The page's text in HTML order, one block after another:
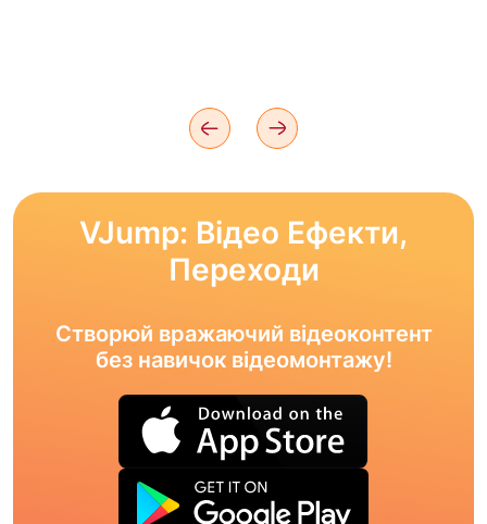
VJump: Відео Ефекти,
Переходи
Створюй вражаючий відеоконтент
без навичок відеомонтажу!